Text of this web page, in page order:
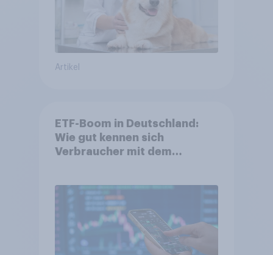
Artikel
ETF-Boom in Deutschland:
Wie gut kennen sich
Verbraucher mit dem